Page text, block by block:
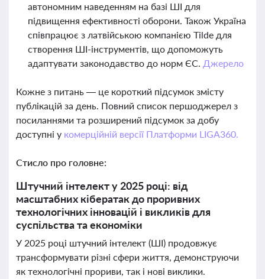
автономним наведенням на базі ШІ для
підвищення ефективності оборони. Також Україна
співпрацює з латвійською компанією Tilde для
створення ШІ-інструментів, що допоможуть
адаптувати законодавство до норм ЄС. Джерело
Кожне з питань — це короткий підсумок змісту
публікацій за день. Повний список першоджерел з
посиланнями та розширений підсумок за добу
доступні у комерційній версії Платформи LIGA360.
Стисло про головне:
Штучний інтелект у 2025 році: від
масштабних кібератак до проривних
технологічних інновацій і викликів для
суспільства та економіки
У 2025 році штучний інтелект (ШІ) продовжує
трансформувати різні сфери життя, демонструючи
як технологічні прориви, так і нові виклики.